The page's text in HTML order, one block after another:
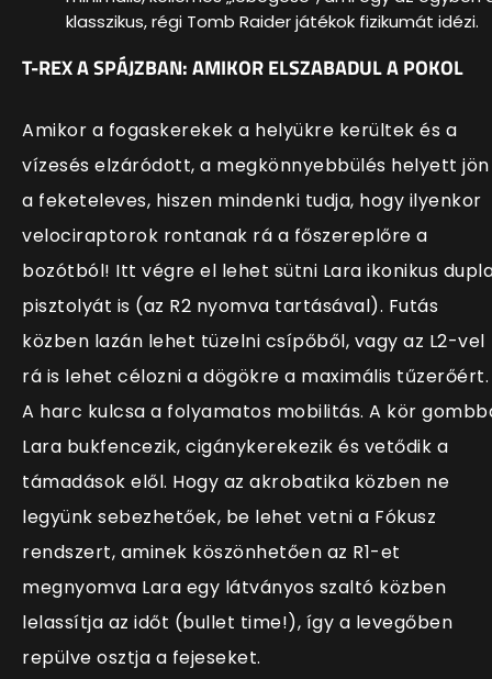
klasszikus, régi Tomb Raider játékok fizikumát idézi.
T-REX A SPÁJZBAN: AMIKOR ELSZABADUL A POKOL
Amikor a fogaskerekek a helyükre kerültek és a
vízesés elzáródott, a megkönnyebbülés helyett jön
a feketeleves, hiszen mindenki tudja, hogy ilyenkor
velociraptorok rontanak rá a főszereplőre a
bozótból! Itt végre el lehet sütni Lara ikonikus
pisztolyát is (az R2 nyomva tartásával). Futás
közben lazán lehet tüzelni csípőből, vagy az L2-vel
rá is lehet célozni a dögökre a maximális tűzerőért.
A harc kulcsa a folyamatos mobilitás. A kör
Lara bukfencezik, cigánykerekezik és vetődik a
támadások elől. Hogy az akrobatika közben ne
legyünk sebezhetőek, be lehet vetni a Fókusz
rendszert, aminek köszönhetően az R1-et
megnyomva Lara egy látványos szaltó közben
lelassítja az időt (bullet time!), így a levegőben
repülve osztja a fejeseket.